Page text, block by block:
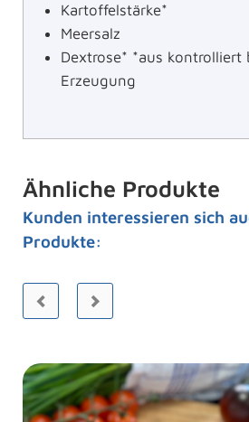
Kartoffelstärke*
Meersalz
Dextrose* *aus kontrolliert
Erzeugung
Ähnliche Produkte
Kunden interessieren sich
Produkte: